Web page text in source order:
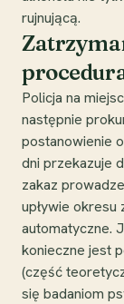
rujnującą.
Policja na
następnie
postanowienie
dni przekazuje
zakaz
upływie okresu
automatyczne.
konieczne jest
(część
się badaniom